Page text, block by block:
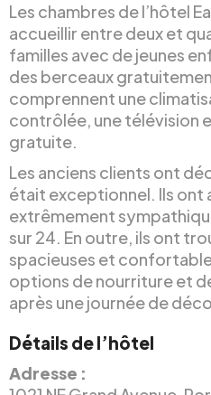
Les chambres de l’hôtel
accueillir entre deux et
familles avec de jeunes
des berceaux
comprennent une
contrôlée, une télévision
gratuite.
Les anciens clients ont
était exceptionnel. Ils ont
extrêmement
sur 24. En outre, ils ont
spacieuses et
options de nourriture et
après une journée de
Détails de l’hôtel
Adresse :